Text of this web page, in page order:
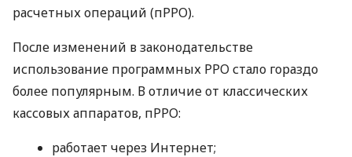
расчетных операций (пРРО).
После изменений в законодательстве
использование программных РРО стало гораздо
более популярным. В отличие от классических
кассовых аппаратов, пРРО:
работает через Интернет;